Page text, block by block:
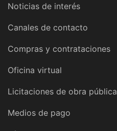
Noticias de interés
Canales de contacto
Compras y contrataciones
Oficina virtual
Licitaciones de obra pública
Medios de pago